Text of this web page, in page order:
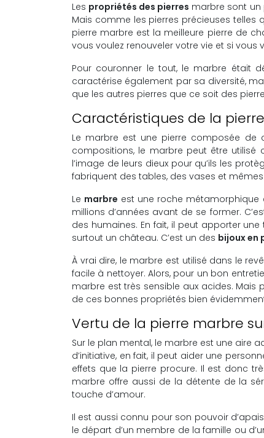
Les propriétés des pierres marbre sont un
Mais comme les pierres précieuses telles
pierre marbre est la meilleure pierre de
vous voulez renouveler votre vie et si vous
Pour couronner le tout, le marbre était
caractérise également par sa diversité,
que les autres pierres que ce soit des
Caractéristiques de la
Le marbre est une pierre composée de
compositions, le marbre peut être utilisé
l’image de leurs dieux pour qu’ils les
fabriquent des tables, des vases et
Le marbre est une roche métamorphique
millions d’années avant de se former.
des humaines. En fait, il peut apporter
surtout un château. C’est un des bijoux en
À vrai dire, le marbre est utilisé dans le
facile à nettoyer. Alors, pour un bon
marbre est très sensible aux acides.
de ces bonnes propriétés bien
Vertu de la pierre marbre
Sur le plan mental, le marbre est une aire
d’initiative, en fait, il peut aider une
effets que la pierre procure. Il est donc
marbre offre aussi de la détente de la
touche d’amour.
Il est aussi connu pour son pouvoir
le départ d’un membre de la famille ou